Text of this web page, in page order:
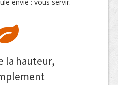
envie : vous servir.
la hauteur,